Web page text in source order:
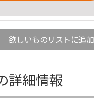
欲しいものリストに追加
詳細情報